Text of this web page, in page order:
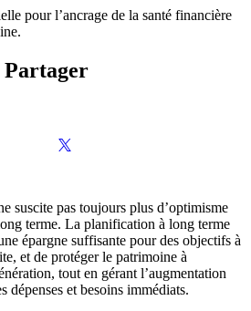
pour l’ancrage de la santé financière
Partager
suscite pas toujours plus d’optimisme
terme. La planification à long terme
épargne suffisante pour des objectifs à
et de protéger le patrimoine à
tout en gérant l’augmentation
dépenses et besoins immédiats.